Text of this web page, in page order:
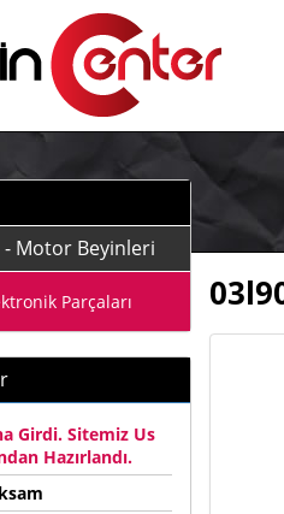
- Motor Beyinleri
Parçaları
Girdi. Sitemiz Us
Hazırlandı.